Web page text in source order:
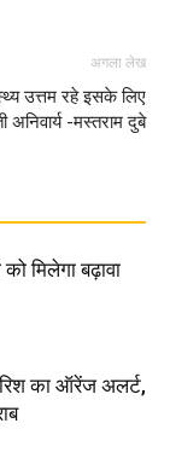
अगला लेख
उत्तम रहे इसके लिए
-मस्तराम दुबे
मिलेगा बढ़ावा
का ऑरेंज अलर्ट,